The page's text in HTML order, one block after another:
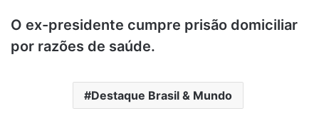
O ex-presidente cumpre prisão domiciliar
por razões de saúde.
Destaque Brasil & Mundo